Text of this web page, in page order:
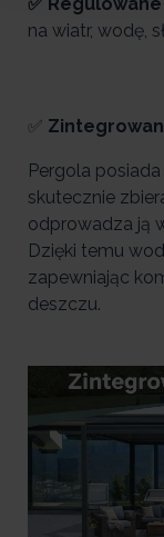
na wiatr, wodę,
✅
Pergola
skutecznie
odprowadza ją
Dzięki temu
zapewniając
deszczu.